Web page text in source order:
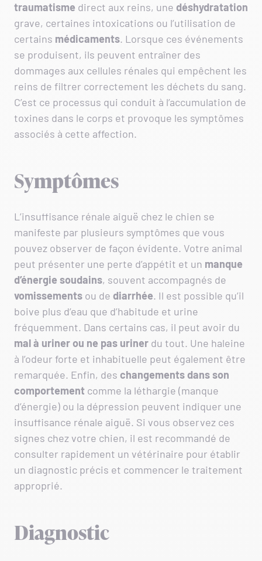
traumatisme direct aux reins, une déshydratation
grave, certaines intoxications ou l’utilisation de
certains médicaments. Lorsque ces événements
se produisent, ils peuvent entraîner des
dommages aux cellules rénales qui empêchent les
reins de filtrer correctement les déchets du sang.
C’est ce processus qui conduit à l’accumulation de
toxines dans le corps et provoque les symptômes
associés à cette affection.
Symptômes
L’insuffisance rénale aiguë chez le chien se
manifeste par plusieurs symptômes que vous
pouvez observer de façon évidente. Votre animal
peut présenter une perte d’appétit et un manque
d’énergie soudains, souvent accompagnés de
vomissements ou de diarrhée. Il est possible qu’il
boive plus d’eau que d’habitude et urine
fréquemment. Dans certains cas, il peut avoir du
mal à uriner ou ne pas uriner du tout. Une haleine
à l’odeur forte et inhabituelle peut également être
remarquée. Enfin, des changements dans son
comportement comme la léthargie (manque
d’énergie) ou la dépression peuvent indiquer une
insuffisance rénale aiguë. Si vous observez ces
signes chez votre chien, il est recommandé de
consulter rapidement un vétérinaire pour établir
un diagnostic précis et commencer le traitement
approprié.
Diagnostic